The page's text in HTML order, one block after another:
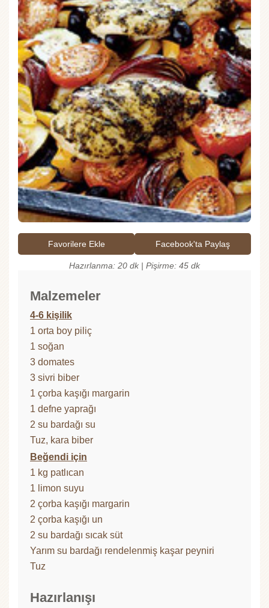
Favorilere Ekle Facebook'ta Paylaş
Hazırlanma: 20 dk | Pişirme: 45 dk
Malzemeler
4-6 kişilik
1 orta boy piliç
1 soğan
3 domates
3 sivri biber
1 çorba kaşığı margarin
1 defne yaprağı
2 su bardağı su
Tuz, kara biber
Beğendi için
1 kg patlıcan
1 limon suyu
2 çorba kaşığı margarin
2 çorba kaşığı un
2 su bardağı sıcak süt
Yarım su bardağı rendelenmiş kaşar peyniri
Tuz
Hazırlanışı